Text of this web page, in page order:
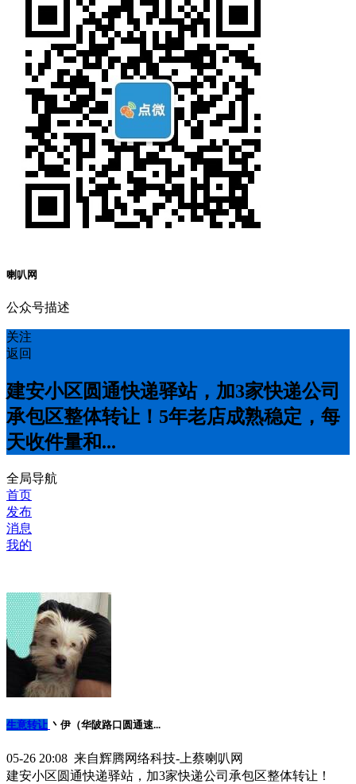
喇叭网
公众号描述
关注
返回
建安小区圆通快递驿站，加3家快递公司
承包区整体转让！5年老店成熟稳定，每
天收件量和...
全局导航
首页
发布
消息
我的
生意转让 丶伊（华陂路口圆通速...
05-26 20:08 来自辉腾网络科技-上蔡喇叭网
建安小区圆通快递驿站，加3家快递公司承包区整体转让！